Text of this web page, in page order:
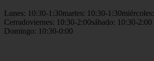
Lunes: 10:30-1:30martes: 10:30-
Cerradoviernes: 10:30-2:00sábado: 10:30-2:00
Domingo: 10:30-0:00